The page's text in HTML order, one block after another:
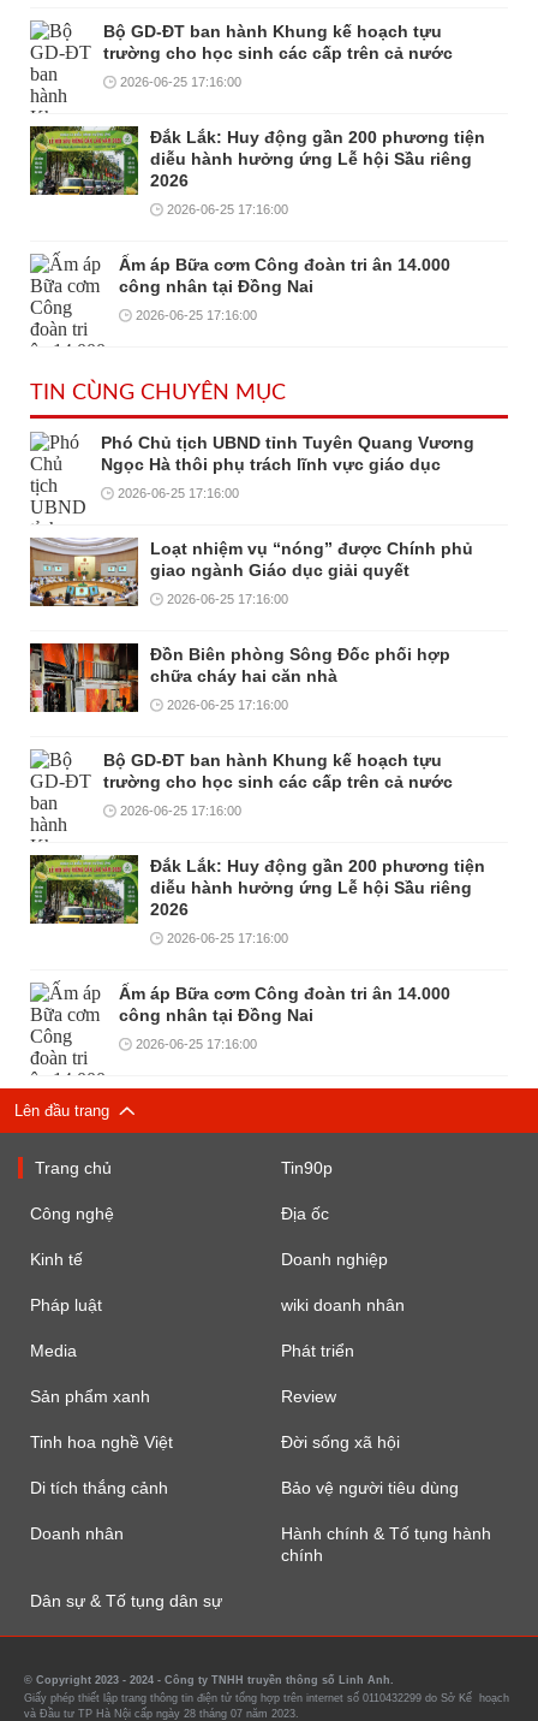
Bộ GD-ĐT ban hành Khung kế hoạch tựu
trường cho học sinh các cấp trên cả nước
2026-06-25 17:16:00
Đắk Lắk: Huy động gần 200 phương tiện
diễu hành hưởng ứng Lễ hội Sầu riêng
2026
2026-06-25 17:16:00
Ấm áp Bữa cơm Công đoàn tri ân 14.000
công nhân tại Đồng Nai
2026-06-25 17:16:00
TIN CÙNG CHUYÊN MỤC
Phó Chủ tịch UBND tỉnh Tuyên Quang Vương
Ngọc Hà thôi phụ trách lĩnh vực giáo dục
2026-06-25 17:16:00
Loạt nhiệm vụ “nóng” được Chính phủ
giao ngành Giáo dục giải quyết
2026-06-25 17:16:00
Đồn Biên phòng Sông Đốc phối hợp
chữa cháy hai căn nhà
2026-06-25 17:16:00
Bộ GD-ĐT ban hành Khung kế hoạch tựu
trường cho học sinh các cấp trên cả nước
2026-06-25 17:16:00
Đắk Lắk: Huy động gần 200 phương tiện
diễu hành hưởng ứng Lễ hội Sầu riêng
2026
2026-06-25 17:16:00
Ấm áp Bữa cơm Công đoàn tri ân 14.000
công nhân tại Đồng Nai
2026-06-25 17:16:00
Lên đầu trang
Trang chủ Tin90p
Công nghệ Địa ốc
Kinh tế Doanh nghiệp
Pháp luật wiki doanh nhân
Media Phát triển
Sản phẩm xanh Review
Tinh hoa nghề Việt Đời sống xã hội
Di tích thắng cảnh Bảo vệ người tiêu dùng
Doanh nhân
Hành chính & Tố tụng hành
chính
Dân sự & Tố tụng dân sự
© Copyright 2023 - 2024 - Công ty TNHH truyền thông số Linh Anh.
Giấy phép thiết lập trang thông tin điện tử tổng hợp trên internet số 0110432299 do Sở Kế hoạch
và Đầu tư TP Hà Nội cấp ngày 28 tháng 07 năm 2023.